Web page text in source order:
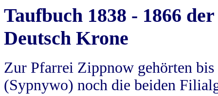
Taufbuch 1838 - 1866
Deutsch Krone
Zur Pfarrei Zippnow gehörten
(Sypnywo) noch die beiden